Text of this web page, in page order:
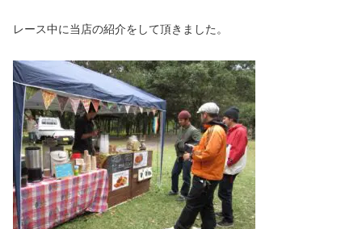
レース中に当店の紹介をして頂きました。